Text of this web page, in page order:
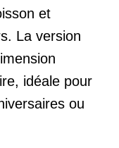
et
La version
idéale pour
ou